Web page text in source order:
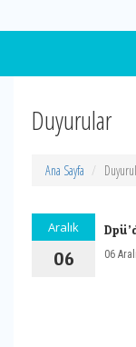
Duyurular
Ana Sayfa
Aralık
06 06